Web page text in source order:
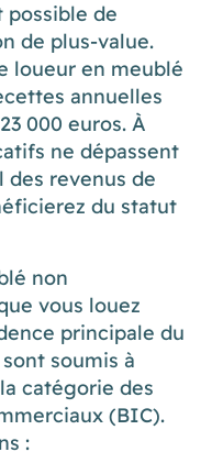
possible de
de plus-value.
loueur en meublé
annuelles
000 euros. À
ne dépassent
des revenus de
du statut
non
vous louez
principale du
soumis à
catégorie des
(BIC).
: